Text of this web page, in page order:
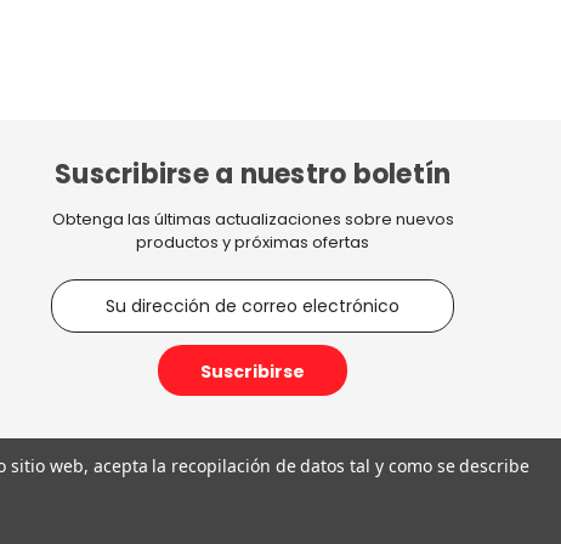
Suscribirse a nuestro boletín
Obtenga las últimas actualizaciones sobre nuevos
productos y próximas ofertas
D
i
i
ó
sitio web, acepta la recopilación de datos tal y como se describe